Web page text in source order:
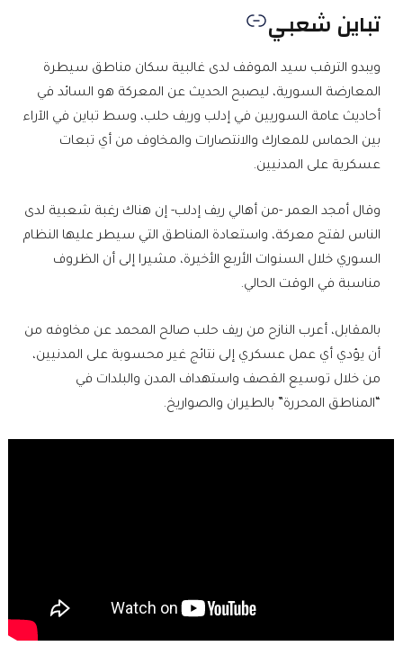
تباين شعبي
ويبدو الترقب سيد الموقف لدى غالبية سكان مناطق سيطرة
المعارضة السورية، ليصبح الحديث عن المعركة هو السائد في
أحاديث عامة السوريين في إدلب وريف حلب، وسط تباين في الآراء
بين الحماس للمعارك والانتصارات والمخاوف من أي تبعات
عسكرية على المدنيين.
وقال أمجد العمر -من أهالي ريف إدلب- إن هناك رغبة شعبية لدى
الناس لفتح معركة، واستعادة المناطق التي سيطر عليها النظام
السوري خلال السنوات الأربع الأخيرة، مشيرا إلى أن الظروف
مناسبة في الوقت الحالي.
بالمقابل، أعرب النازح من ريف حلب صالح المحمد عن مخاوفه من
أن يؤدي أي عمل عسكري إلى نتائج غير محسوبة على المدنيين،
من خلال توسيع القصف واستهداف المدن والبلدات في
“المناطق المحررة” بالطيران والصواريخ.